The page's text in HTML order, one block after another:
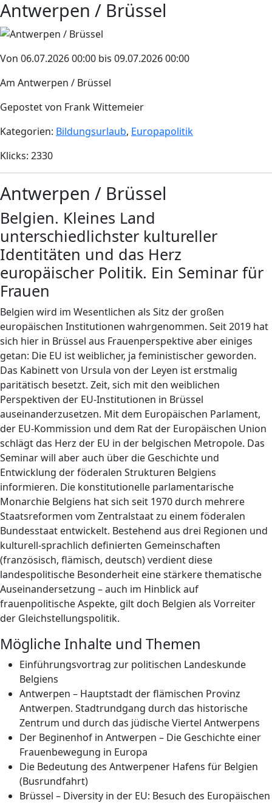
Antwerpen / Brüssel
Von 06.07.2026 00:00 bis 09.07.2026 00:00
Am Antwerpen / Brüssel
Gepostet von Frank Wittemeier
Kategorien: Bildungsurlaub, Europapolitik
Klicks: 2330
Antwerpen / Brüssel
Belgien. Kleines Land
unterschiedlichster kultureller
Identitäten und das Herz
europäischer Politik. Ein Seminar für
Frauen
Belgien wird im Wesentlichen als Sitz der großen
europäischen Institutionen wahrgenommen. Seit 2019 hat
sich hier in Brüssel aus Frauenperspektive aber einiges
getan: Die EU ist weiblicher, ja feministischer geworden.
Das Kabinett von Ursula von der Leyen ist erstmalig
paritätisch besetzt. Zeit, sich mit den weiblichen
Perspektiven der EU-Institutionen in Brüssel
auseinanderzusetzen. Mit dem Europäischen Parlament,
der EU-Kommission und dem Rat der Europäischen Union
schlägt das Herz der EU in der belgischen Metropole. Das
Seminar will aber auch über die Geschichte und
Entwicklung der föderalen Strukturen Belgiens
informieren. Die konstitutionelle parlamentarische
Monarchie Belgiens hat sich seit 1970 durch mehrere
Staatsreformen vom Zentralstaat zu einem föderalen
Bundesstaat entwickelt. Bestehend aus drei Regionen und
kulturell-sprachlich definierten Gemeinschaften
(französisch, flämisch, deutsch) verdient diese
landespolitische Besonderheit eine stärkere thematische
Auseinandersetzung – auch im Hinblick auf
frauenpolitische Aspekte, gilt doch Belgien als Vorreiter
der Gleichstellungspolitik.
Mögliche Inhalte und Themen
Einführungsvortrag zur politischen Landeskunde
Belgiens
Antwerpen – Hauptstadt der flämischen Provinz
Antwerpen. Stadtrundgang durch das historische
Zentrum und durch das jüdische Viertel Antwerpens
Der Beginenhof in Antwerpen – Die Geschichte einer
Frauenbewegung in Europa
Die Bedeutung des Antwerpener Hafens für Belgien
(Busrundfahrt)
Brüssel – Diversity in der EU: Besuch des Europäischen